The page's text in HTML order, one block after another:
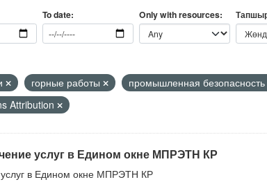
To date Only with resources
горные работы промышленная безопасность
Attribution
услуг в Едином окне МПРЭТН КР
в Едином окне МПРЭТН КР